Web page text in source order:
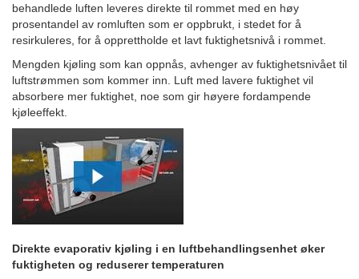
behandlede luften leveres direkte til rommet med en høy
prosentandel av romluften som er oppbrukt, i stedet for å
resirkuleres, for å opprettholde et lavt fuktighetsnivå i rommet.
Mengden kjøling som kan oppnås, avhenger av fuktighetsnivået til
luftstrømmen som kommer inn. Luft med lavere fuktighet vil
absorbere mer fuktighet, noe som gir høyere fordampende
kjøleeffekt.
Direkte evaporativ kjøling i en luftbehandlingsenhet øker
fuktigheten og reduserer temperaturen